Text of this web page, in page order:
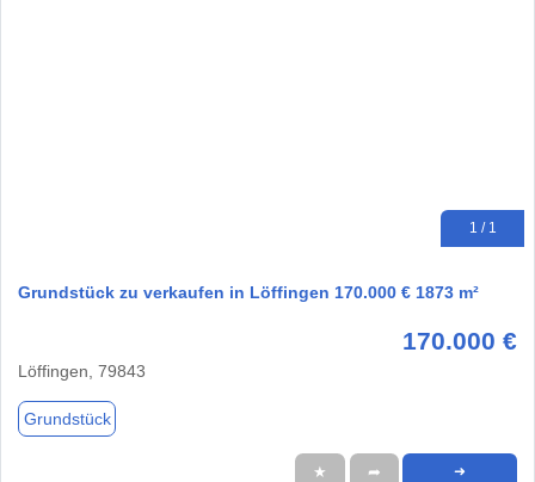
1 / 1
Grundstück zu verkaufen in Löffingen 170.000 € 1873 m²
170.000 €
Löffingen, 79843
Grundstück
★ ➦ ➜